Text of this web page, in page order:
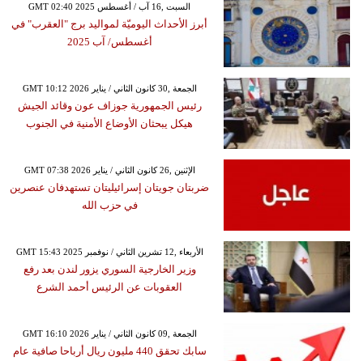
GMT 02:40 2025 السبت ,16 آب / أغسطس
أبرز الأحداث اليوميّة لمواليد برج "العقرب" في
أغسطس/ آب 2025
GMT 10:12 2026 الجمعة ,30 كانون الثاني / يناير
رئيس الجمهورية جوزاف عون وقائد الجيش
هيكل يبحثان الأوضاع الأمنية في الجنوب
GMT 07:38 2026 الإثنين ,26 كانون الثاني / يناير
ضربتان جويتان إسرائيليتان تستهدفان عنصرين
في حزب الله
GMT 15:43 2025 الأربعاء ,12 تشرين الثاني / نوفمبر
وزير الخارجية السوري يزور لندن بعد رفع
العقوبات عن الرئيس أحمد الشرع
GMT 16:10 2026 الجمعة ,09 كانون الثاني / يناير
سابك تحقق 440 مليون ريال أرباحا صافية عام